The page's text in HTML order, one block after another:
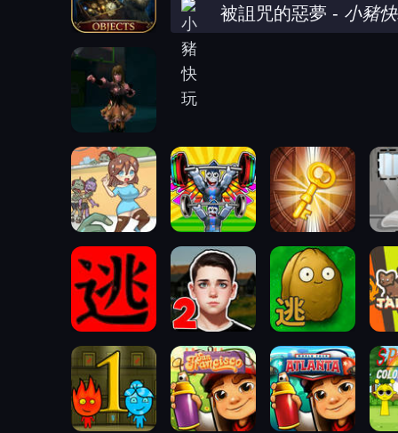
被詛咒的惡夢 - 小豬